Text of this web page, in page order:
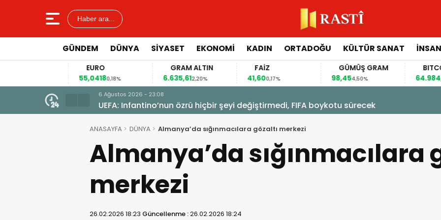
Haber ara...
GÜNDEM DÜNYA SİYASET EKONOMİ KADIN ORTADOĞU KÜLTÜR SANAT
0,18%
GRAM ALTIN
2,20%
GÜMÜŞ GRAM
4,50%
64.984,000,92%
için Marmaris’te
6 Ağustos 2026 - 23:08
UEFA: Infantino’nun özrü hiçbir şeyi değiştirmedi, FIFA boykotu sürecek
ANASAYFA DÜNYA Almanya’da sığınmacılara gözaltı merkezi
Almanya’da sığınmacılara
merkezi
26.02.2026 18:23 Güncellenme :26.02.2026 18:24